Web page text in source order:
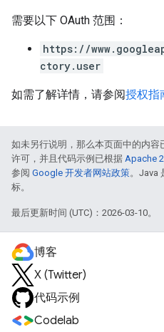
需要以下 OAuth 范围：
https://
ctory.user
如需了解详情，请参阅授权指
如未另行说明，那么本页面中的内容
许可，并且代码示例已根据 Apache
参阅 Google 开发者网站政策。Java
标。
最后更新时间 (UTC)：2026-03-10。
博客
X (Twitter)
代码示例
Codelab